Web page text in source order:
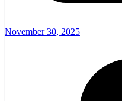
November 30, 2025